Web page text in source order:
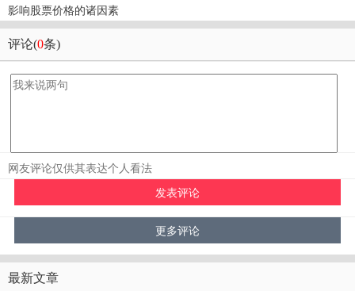
影响股票价格的诸因素
评论(0条)
网友评论仅供其表达个人看法
最新文章